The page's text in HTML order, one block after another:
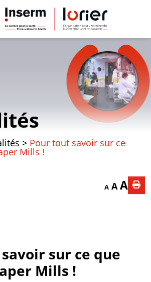
> Pour tout savoir sur ce
Mills !
A
Decrease
A Reset
A
sur ce que
Mills !